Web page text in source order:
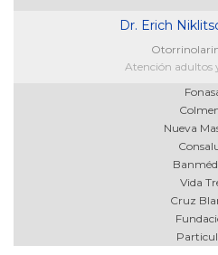
Dr. Erich
Atención adultos
Nueva
Vida
Cruz